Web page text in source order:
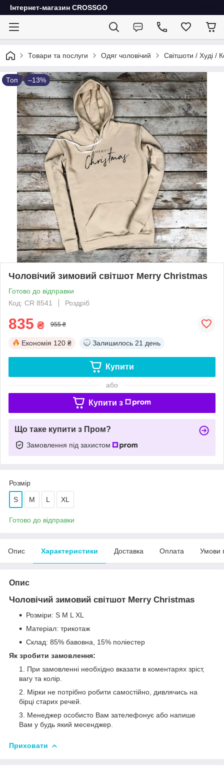
Інтернет-магазин CROSSGO
Товари та послуги Одяг чоловічий Світшоти / Худі /
Топ –13%
Чоловічий зимовий світшот Merry Christmas
Готово до відправки
Код: CR 8541
Роздріб
835 ₴ 955 ₴
Економія 120 ₴ Залишилось 21 день
Купити
або
Купити з
Що таке купити з Пром?
Замовлення під захистом
Розмір
S M L XL
Готово до відправки
Опис Характеристики Доставка Оплата Умови
Опис
Чоловічий зимовий світшот Merry Christmas
Розміри: S M L XL
Матеріал: трикотаж
Склад: 85% бавовна, 15% поліестер
Як зробити замовлення:
При замовленні необхідно вказати в коментарях зріст,
вагу та колір.
Мірки не потрібно робити самостійно, дивлячись на
бірці старих речей.
Менеджер особисто Вам зателефонує або напише
Вам у будь який месенджер.
Приховати